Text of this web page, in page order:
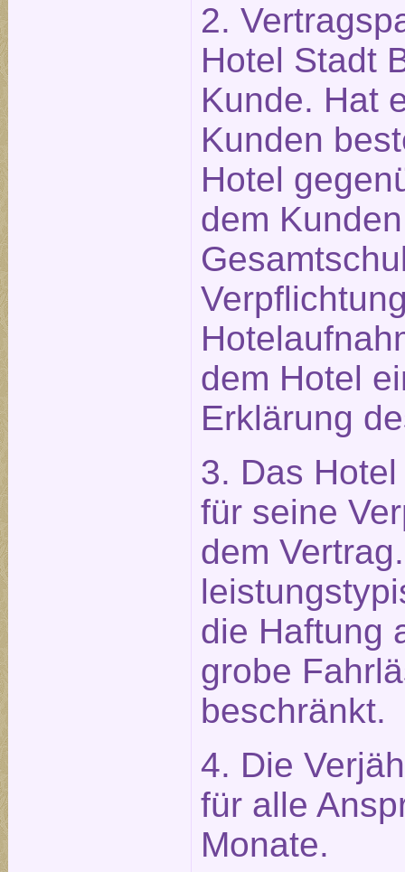
2.
Hotel Stadt
Kunde. Hat
Kunden
Hotel
dem
dem Hotel
Erklärung
3. Das
für seine
dem
die Haftung
grobe
beschränkt.
4. Die
für alle
Monate.